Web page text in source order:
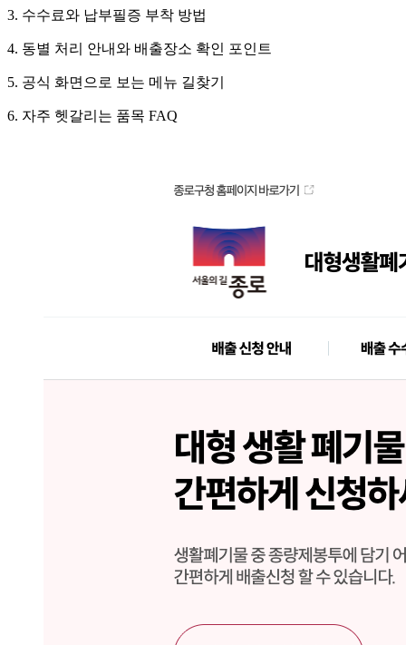
3. 수수료와 납부필증 부착 방법
4. 동별 처리 안내와 배출장소 확인 포인트
5. 공식 화면으로 보는 메뉴 길찾기
6. 자주 헷갈리는 품목 FAQ